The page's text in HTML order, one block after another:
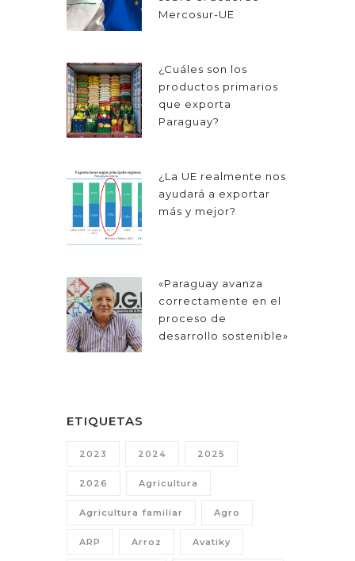
Mercosur-UE
¿Cuáles son los
productos primarios
que exporta
Paraguay?
¿La UE realmente nos
ayudará a exportar
más y mejor?
«Paraguay avanza
correctamente en el
proceso de
desarrollo sostenible»
ETIQUETAS
2023 2024 2025
2026 Agricultura
Agricultura familiar Agro
ARP Arroz Avatiky